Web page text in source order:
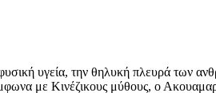
υγεία, την θηλυκή πλευρά των
με Κινέζικους μύθους, ο